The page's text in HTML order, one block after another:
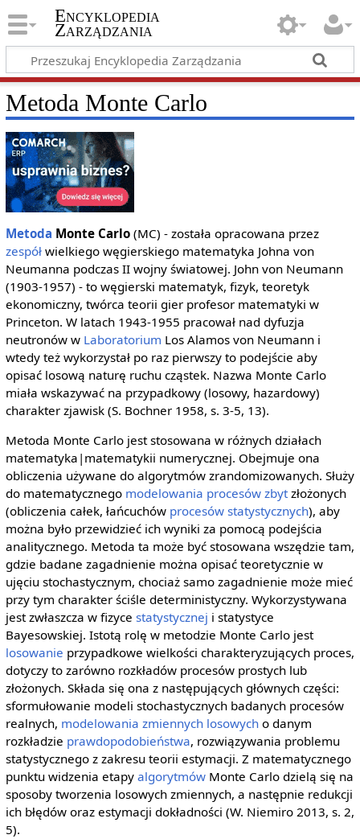
Encyklopedia
Zarządzania
Metoda Monte Carlo
Metoda Monte Carlo(MC) - została opracowana przez
zespółwielkiego węgierskiego matematyka Johna von
Neumanna podczas II wojny światowej. John von Neumann
(1903-1957) - to węgierski matematyk, fizyk, teoretyk
ekonomiczny, twórca teorii gier profesor matematyki w
Princeton. W latach 1943-1955 pracował nad dyfuzja
neutronów w Laboratorium Los Alamos von Neumann i
wtedy też wykorzystał po raz pierwszy to podejście aby
opisać losową naturę ruchu cząstek. Nazwa Monte Carlo
miała wskazywać na przypadkowy (losowy, hazardowy)
charakter zjawisk (S. Bochner 1958, s. 3-5, 13).
Metoda Monte Carlo jest stosowana w różnych działach
matematyka|matematykii numerycznej. Obejmuje ona
obliczenia używane do algorytmów zrandomizowanych. Służy
do matematycznego modelowania procesów zbytzłożonych
(obliczenia całek, łańcuchów procesów statystycznych), aby
można było przewidzieć ich wyniki za pomocą podejścia
analitycznego. Metoda ta może być stosowana wszędzie tam,
gdzie badane zagadnienie można opisać teoretycznie w
ujęciu stochastycznym, chociaż samo zagadnienie może mieć
przy tym charakter ściśle deterministyczny. Wykorzystywana
jest zwłaszcza w fizyce statystycznej i statystyce
Bayesowskiej. Istotą rolę w metodzie Monte Carlo jest
losowanie przypadkowe wielkości charakteryzujących proces,
dotyczy to zarówno rozkładów procesów prostych lub
złożonych. Składa się ona z następujących głównych części:
sformułowanie modeli stochastycznych badanych procesów
realnych, modelowania zmiennych losowycho danym
rozkładzie prawdopodobieństwa, rozwiązywania problemu
statystycznego z zakresu teorii estymacji. Z matematycznego
punktu widzenia etapy algorytmówMonte Carlo dzielą się na
sposoby tworzenia losowych zmiennych, a następnie redukcji
ich błędów oraz estymacji dokładności (W. Niemiro 2013, s. 2,
5).